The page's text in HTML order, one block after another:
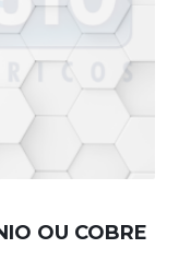
OU COBRE